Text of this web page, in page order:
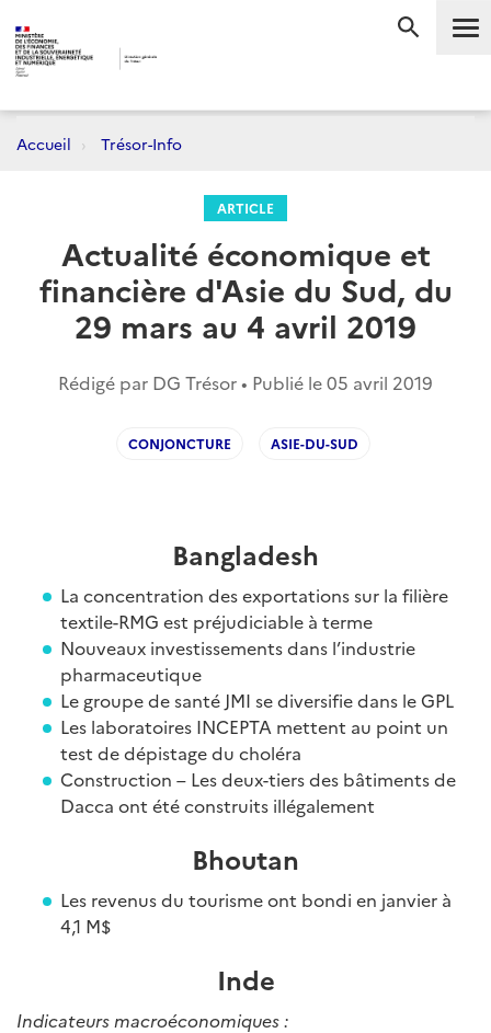
Accueil Trésor-Info
ARTICLE
Actualité économique et
financière d'Asie du Sud, du
29 mars au 4 avril 2019
Rédigé par DG Trésor • Publié le05 avril 2019
CONJONCTURE ASIE-DU-SUD
Bangladesh
La concentration des exportations sur la filière
textile-RMG est préjudiciable à terme
Nouveaux investissements dans l’industrie
pharmaceutique
Le groupe de santé JMI se diversifie dans le GPL
Les laboratoires INCEPTA mettent au point un
test de dépistage du choléra
Construction – Les deux-tiers des bâtiments de
Dacca ont été construits illégalement
Bhoutan
Les revenus du tourisme ont bondi en janvier à
4,1 M$
Inde
Indicateurs macroéconomiques :